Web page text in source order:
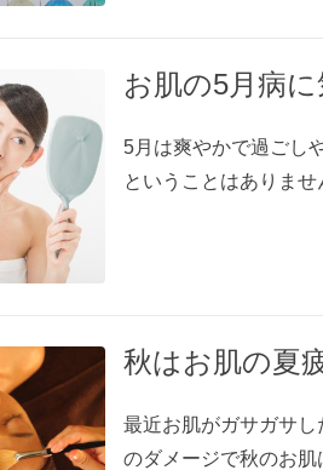
お肌の5月病
5月は爽やかで過ごし
ということはありま
秋はお肌の夏
最近お肌がガサガサ
のダメージで秋のお